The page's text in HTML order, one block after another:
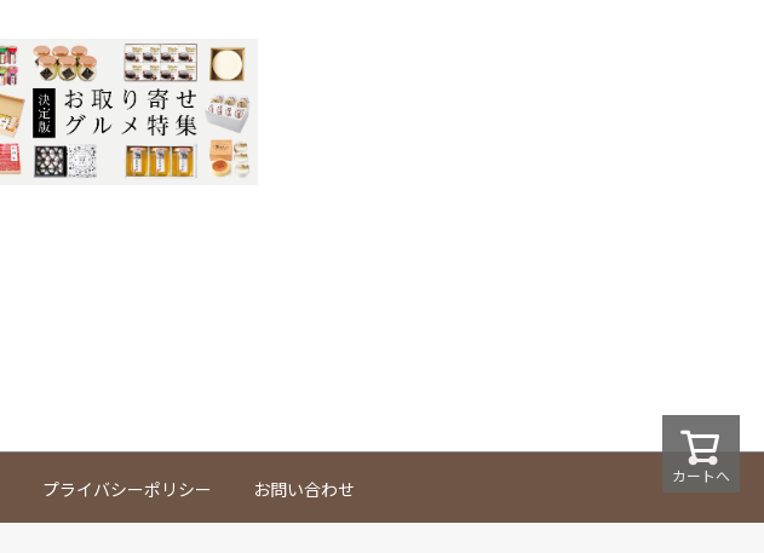
プライバシーポリシー お問い合わせ
カートへ